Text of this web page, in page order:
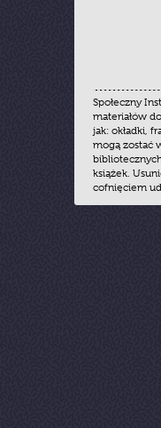
Społeczny
materiałów
jak: okładki,
mogą zostać
książek.
cofnięciem